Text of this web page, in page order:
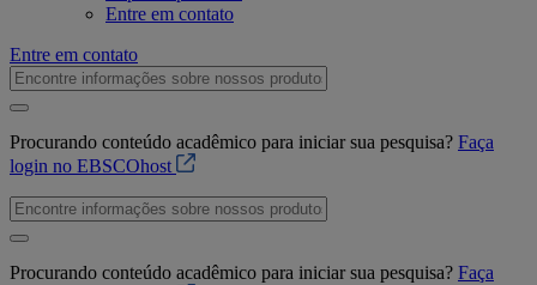
Entre em contato
Entre em contato
Procurando conteúdo acadêmico para iniciar sua pesquisa? Faça
login no EBSCOhost
Procurando conteúdo acadêmico para iniciar sua pesquisa? Faça